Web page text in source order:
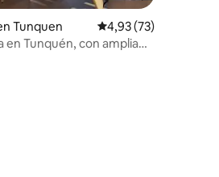
5. 60 evaluaciones
Tunquen Calificación
4,93 (73)
en Tunquén, con amplia